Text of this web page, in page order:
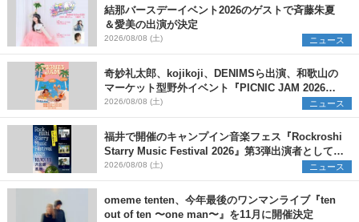
結那バースデーイベント2026のゲストで斉藤朱夏
＆愛美の出演が決定
2026/08/08 (土) ニュース
奇妙礼太郎、kojikoji、DENIMSら出演、和歌山の
マーケット型野外イベント『PICNIC JAM 2026』
早割チケット発売開始
2026/08/08 (土) ニュース
福井で開催のキャンプイン音楽フェス『Rockroshi
Starry Music Festival 2026』第3弾出演者として
SCOOBIE DO、かりゆし58、Reiを発表
2026/08/08 (土) ニュース
omeme tenten、今年最後のワンマンライブ『ten
out of ten 〜one man〜』を11月に開催決定